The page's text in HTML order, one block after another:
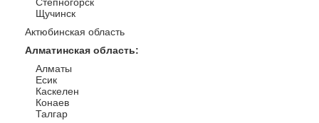
Щучинск
Актюбинская область
Алматинская область:
Алматы
Есик
Каскелен
Конаев
Талгар